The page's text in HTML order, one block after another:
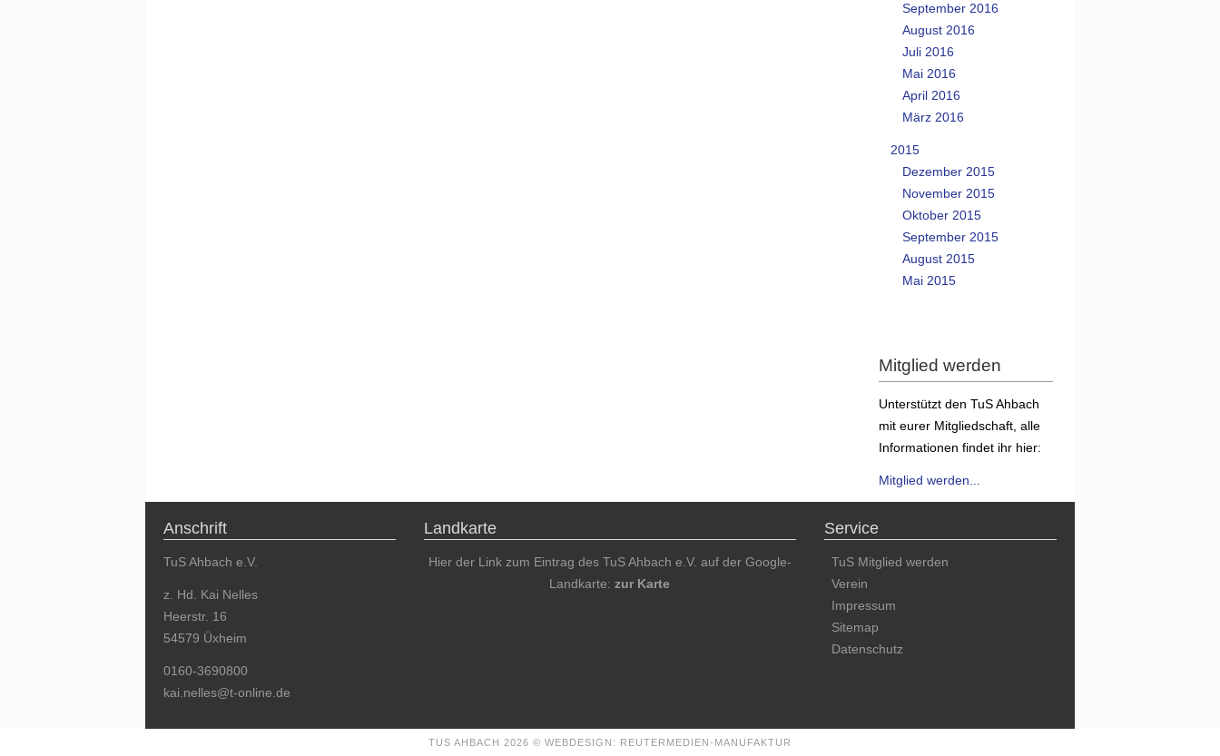
September 2016
August 2016
Juli 2016
Mai 2016
April 2016
März 2016
2015
Dezember 2015
November 2015
Oktober 2015
September 2015
August 2015
Mai 2015
Mitglied werden
Unterstützt den TuS Ahbach
mit eurer Mitgliedschaft, alle
Informationen findet ihr hier:
Mitglied werden...
Anschrift
TuS Ahbach e.V.
z. Hd. Kai Nelles
Heerstr. 16
54579 Üxheim
0160-3690800
kai.nelles@t-online.de
Landkarte
Hier der Link zum Eintrag des TuS Ahbach e.V. auf der Google-
Landkarte:zur Karte
Service
TuS Mitglied werden
Verein
Impressum
Sitemap
Datenschutz
TUS AHBACH 2026 © WEBDESIGN: REUTERMEDIEN-MANUFAKTUR